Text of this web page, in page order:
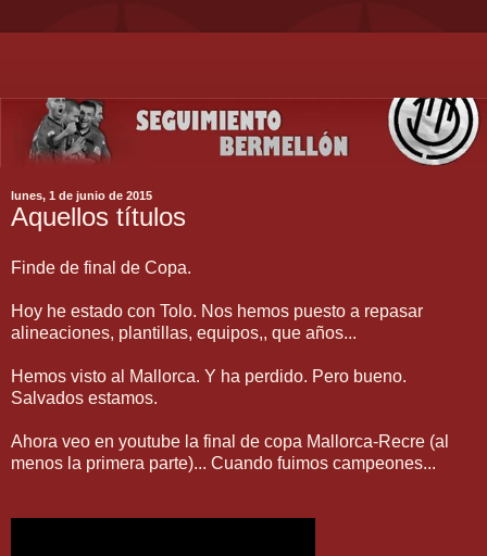
lunes, 1 de junio de 2015
Aquellos títulos
Finde de final de Copa.
Hoy he estado con Tolo. Nos hemos puesto a repasar
alineaciones, plantillas, equipos,, que años...
Hemos visto al Mallorca. Y ha perdido. Pero bueno.
Salvados estamos.
Ahora veo en youtube la final de copa Mallorca-Recre (al
menos la primera parte)... Cuando fuimos campeones...